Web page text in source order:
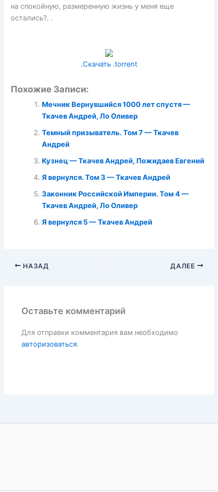
на спокойную, размеренную жизнь у меня еще
остались?. .
.Скачать .torrent
Похожие Записи:
Мечник Вернувшийся 1000 лет спустя —
Ткачев Андрей, Ло Оливер
Темный призыватель. Том 7 — Ткачев
Андрей
Кузнец — Ткачев Андрей, Пожидаев Евгений
Я вернулся. Том 3 — Ткачев Андрей
Законник Российской Империи. Том 4 —
Ткачев Андрей, Ло Оливер
Я вернулся 5 — Ткачев Андрей
НАЗАД ДАЛЕЕ
Оставьте комментарий
Для отправки комментария вам необходимо
авторизоваться.